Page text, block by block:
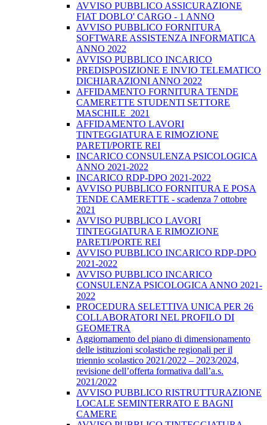
AVVISO PUBBLICO ASSICURAZIONE
FIAT DOBLO' CARGO - 1 ANNO
AVVISO PUBBLICO FORNITURA
SOFTWARE ASSISTENZA INFORMATICA
ANNO 2022
AVVISO PUBBLICO INCARICO
PREDISPOSIZIONE E INVIO TELEMATICO
DICHIARAZIONI ANNO 2022
AFFIDAMENTO FORNITURA TENDE
CAMERETTE STUDENTI SETTORE
MASCHILE_2021
AFFIDAMENTO LAVORI
TINTEGGIATURA E RIMOZIONE
PARETI/PORTE REI
INCARICO CONSULENZA PSICOLOGICA
ANNO 2021-2022
INCARICO RDP-DPO 2021-2022
AVVISO PUBBLICO FORNITURA E POSA
TENDE CAMERETTE - scadenza 7 ottobre
2021
AVVISO PUBBLICO LAVORI
TINTEGGIATURA E RIMOZIONE
PARETI/PORTE REI
AVVISO PUBBLICO INCARICO RDP-DPO
2021-2022
AVVISO PUBBLICO INCARICO
CONSULENZA PSICOLOGICA ANNO 2021-
2022
PROCEDURA SELETTIVA UNICA PER 26
COLLABORATORI NEL PROFILO DI
GEOMETRA
Aggiornamento del piano di dimensionamento
delle istituzioni scolastiche regionali per il
triennio scolastico 2021/2022 – 2023/2024,
revisione dell’offerta formativa dall’a.s.
2021/2022
AVVISO PUBBLICO RISTRUTTURAZIONE
LOCALE SEMINTERRATO E BAGNI
CAMERE